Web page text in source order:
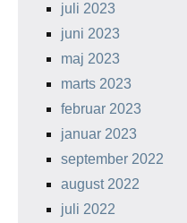
juli 2023
juni 2023
maj 2023
marts 2023
februar 2023
januar 2023
september 2022
august 2022
juli 2022